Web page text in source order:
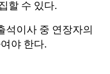
할 수 있다.
석이사 중 연장자의
야 한다.